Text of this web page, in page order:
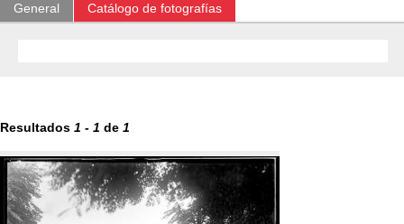
General Catálogo de fotografías
Resultados 1 - 1 de 1